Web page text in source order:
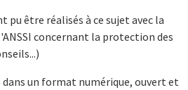
pu être réalisés à ce sujet avec la
concernant la protection des
un format numérique, ouvert et